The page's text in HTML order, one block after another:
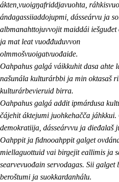
ákten,vuoigŋafriddjavuohta,
ándagassiiaddojupmi, dásseárvu ja
albmanahttojuvvojit maiddái
ja mat leat vuođđuduvvon
olmmošvuoigatvuođaide.
Oahpahus galgá váikkuhit dasa ahte
našunála kulturárbbi ja min oktasaš
kulturárbevieruid birra.
Oahpahus galgá addit ipmárdusa
čájehit áktejumi juohkehačča
demokratiija, dásseárvvu ja dieđalaš
Oahppit ja fidnooahppit galget
miellaguottuid vai birgejit eallimis ja
searvevuođain servodagas. Sii galget
beroštumi ja suokkardanhálu.